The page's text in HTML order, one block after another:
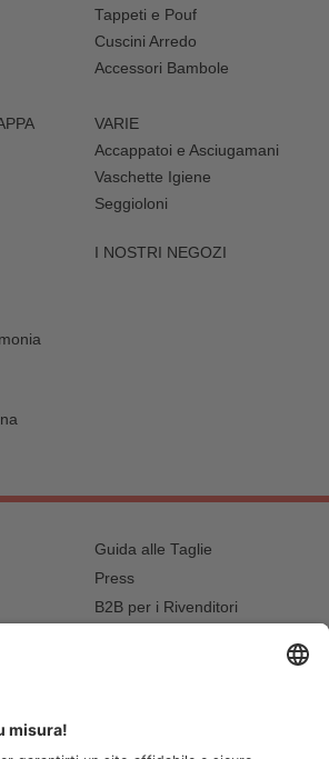
Tappeti e Pouf
Cuscini Arredo
Accessori Bambole
VARIE
Accappatoi e Asciugamani
Vaschette Igiene
Seggioloni
I NOSTRI NEGOZI
Guida alle Taglie
Press
B2B per i Rivenditori